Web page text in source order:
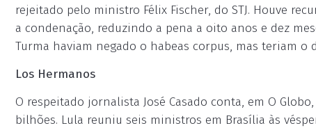
rejeitado pelo ministro Félix Fischer, do STJ. Houve
a condenação, reduzindo a pena a oito anos e dez
Turma haviam negado o habeas corpus, mas teriam o
Los Hermanos
O respeitado jornalista José Casado conta, em O
bilhões. Lula reuniu seis ministros em Brasília às